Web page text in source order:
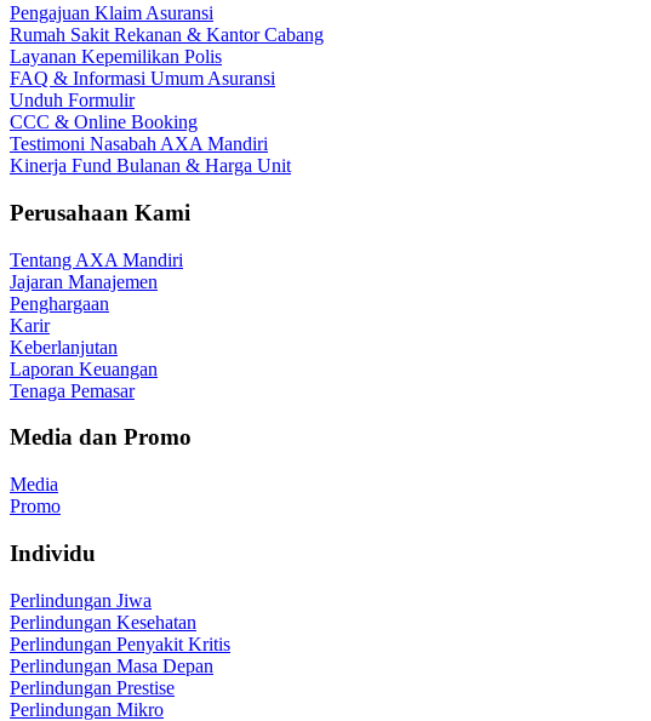
Pengajuan Klaim Asuransi
Rumah Sakit Rekanan & Kantor Cabang
Layanan Kepemilikan Polis
FAQ & Informasi Umum Asuransi
Unduh Formulir
CCC & Online Booking
Testimoni Nasabah AXA Mandiri
Kinerja Fund Bulanan & Harga Unit
Perusahaan Kami
Tentang AXA Mandiri
Jajaran Manajemen
Penghargaan
Karir
Keberlanjutan
Laporan Keuangan
Tenaga Pemasar
Media dan Promo
Media
Promo
Individu
Perlindungan Jiwa
Perlindungan Kesehatan
Perlindungan Penyakit Kritis
Perlindungan Masa Depan
Perlindungan Prestise
Perlindungan Mikro